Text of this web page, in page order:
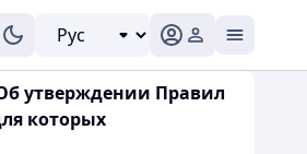
утверждении Правил
которых